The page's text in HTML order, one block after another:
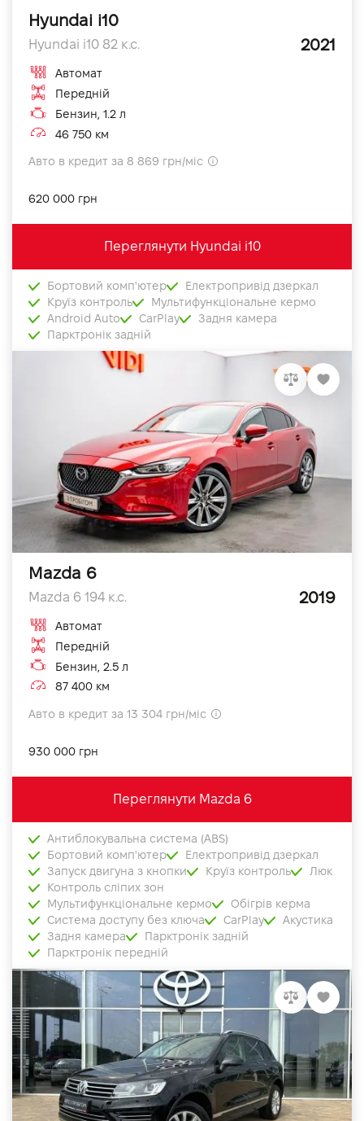
Hyundai i10
Hyundai i10 82 к.с. 2021
Автомат
Передній
Бензин, 1.2 л
46 750 км
Авто в кредит за 8 869 грн/міс
620 000 грн
Переглянути Hyundai i10
Бортовий комп'ютер
Електропривід дзеркал
Круїз контроль
Мультифункціональне кермо
Android Auto
CarPlay
Задня камера
Парктронік задній
Mazda 6
Mazda 6 194 к.с. 2019
Автомат
Передній
Бензин, 2.5 л
87 400 км
Авто в кредит за 13 304 грн/міс
930 000 грн
Переглянути Mazda 6
Антиблокувальна система (ABS)
Бортовий комп'ютер
Електропривід дзеркал
Запуск двигуна з кнопки
Круїз контроль
Люк
Контроль сліпих зон
Мультифункціональне кермо
Обігрів керма
Система доступу без ключа
CarPlay
Акустика
Задня камера
Парктронік задній
Парктронік передній